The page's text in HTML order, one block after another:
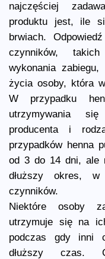
najczęściej
produktu jest, ile
brwiach.
czynników,
wykonania
życia osoby, która
W przypadku
utrzymywania
producenta i
przypadków henna
od 3 do 14 dni, ale
dłuższy okres, w
czynników.
Niektóre osoby
utrzymuje się na
podczas gdy inni
dłuższy czas.